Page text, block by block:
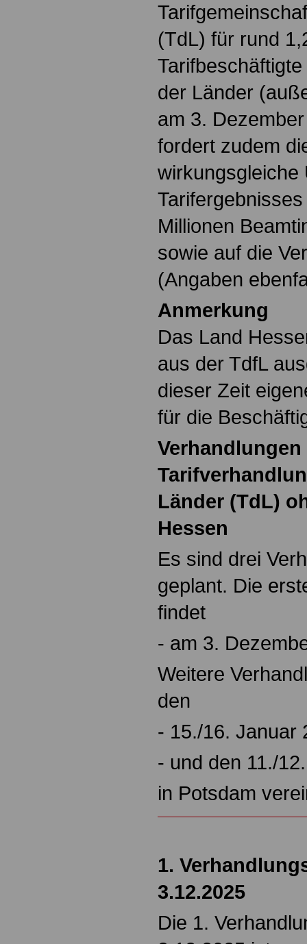
(TdL) für rund
der Länder
am 3.
fordert zudem
wirkungsgleiche
Millionen
sowie auf die
(Angaben
Anmerkung
Das Land
aus der TdfL
dieser Zeit
für die
Länder (TdL)
Hessen
Es sind drei
geplant. Die
findet
- am 3.
Weitere
den
- 15./16. Januar
- und den 11./
in Potsdam
1.
3.12.2025
Die 1.